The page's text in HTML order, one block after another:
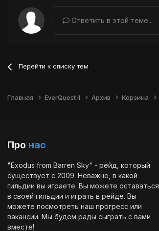
Ответить в этой теме...
Перейти к списку тем
Главная EverQuest II Архив Корзина
Про нас
"Exodus from Barren Sky" - рейд, который
существует с 2009. Неважно, в какой
гильдии вы играете. Вы можете оставаться
в своей гильдии и играть в рейде. Вы
можете посмотреть наш прогресс или
вакансии. Мы будем рады сыграть с вами
вместе!